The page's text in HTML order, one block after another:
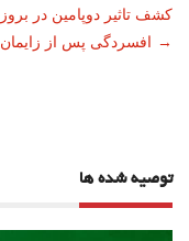
ناوبری
نوشته
کشف تاثیر دوپامین در بروز
افسردگی پس از زایمان →
توصیه شده ها